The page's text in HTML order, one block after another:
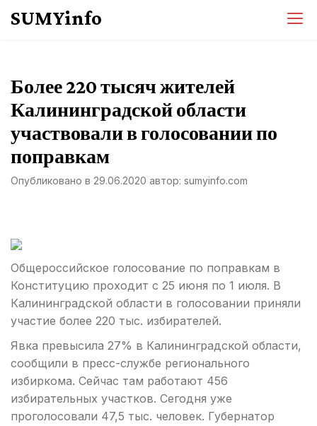
SUMYinfo
Более 220 тысяч жителей
Калининградской области
участвовали в голосовании по
поправкам
Опубликовано в 29.06.2020 автор: sumyinfo.com
Общероссийское голосование по поправкам в
Конституцию проходит с 25 июня по 1 июля. В
Калининградской области в голосовании приняли
участие более 220 тыс. избирателей.
Явка превысила 27% в Калининградской области,
сообщили в пресс-службе регионального
избиркома. Сейчас там работают 456
избирательных участков. Сегодня уже
проголосовали 47,5 тыс. человек. Губернатор